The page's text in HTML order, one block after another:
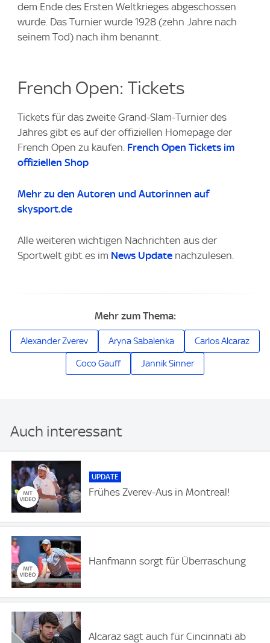
dem Ende des Ersten Weltkrieges abgeschossen
wurde. Das Turnier wurde 1928 (zehn Jahre nach
seinem Tod) nach ihm benannt.
French Open: Tickets
Tickets für das zweite Grand-Slam-Turnier des
Jahres gibt es auf der offiziellen Homepage der
French Open zu kaufen. French Open Tickets im
offiziellen Shop
Mehr zu den Autoren und Autorinnen auf
skysport.de
Alle weiteren wichtigen Nachrichten aus der
Sportwelt gibt es im News Update nachzulesen.
Mehr zum Thema:
Alexander Zverev Aryna Sabalenka Carlos Alcaraz
Coco Gauff Jannik Sinner
Auch interessant
UPDATE
Frühes Zverev-Aus in Montreal!
Hanfmann sorgt für Überraschung
Alcaraz sagt auch für Cincinnati ab